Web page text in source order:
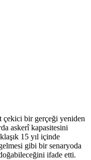
çekici bir gerçeği yeniden
askerî kapasitesini
15 yıl içinde
gibi bir senaryoda
ifade etti.